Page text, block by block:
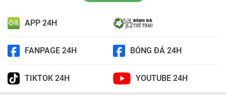
APP 24H
FANPAGE 24H BÓNG ĐÁ 24H
TIKTOK 24H YOUTUBE 24H